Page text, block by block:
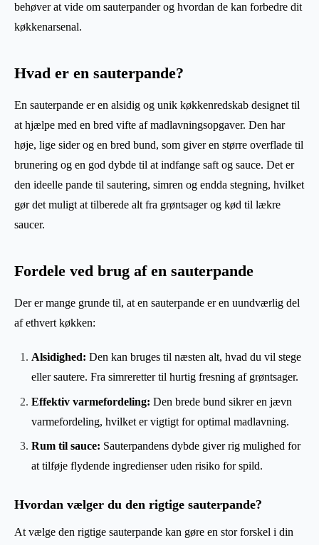
behøver at vide om sauterpander og hvordan de kan forbedre dit
køkkenarsenal.
Hvad er en sauterpande?
En sauterpande er en alsidig og unik køkkenredskab designet til
at hjælpe med en bred vifte af madlavningsopgaver. Den har
høje, lige sider og en bred bund, som giver en større overflade til
brunering og en god dybde til at indfange saft og sauce. Det er
den ideelle pande til sautering, simren og endda stegning, hvilket
gør det muligt at tilberede alt fra grøntsager og kød til lækre
saucer.
Fordele ved brug af en sauterpande
Der er mange grunde til, at en sauterpande er en uundværlig del
af ethvert køkken:
Alsidighed: Den kan bruges til næsten alt, hvad du vil stege
eller sautere. Fra simreretter til hurtig fresning af grøntsager.
Effektiv varmefordeling: Den brede bund sikrer en jævn
varmefordeling, hvilket er vigtigt for optimal madlavning.
Rum til sauce: Sauterpandens dybde giver rig mulighed for
at tilføje flydende ingredienser uden risiko for spild.
Hvordan vælger du den rigtige sauterpande?
At vælge den rigtige sauterpande kan gøre en stor forskel i din